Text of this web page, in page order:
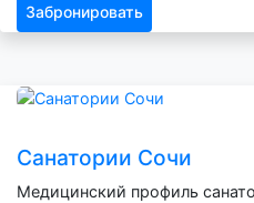
Забронировать
Санатории Сочи
Медицинский профиль